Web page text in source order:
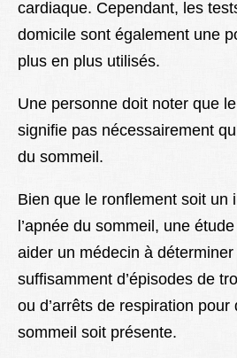
cardiaque. Cependant, les
domicile sont également une
plus en plus utilisés.
Une personne doit noter que
signifie pas nécessairement
du sommeil.
Bien que le ronflement soit un
l’apnée du sommeil, une
aider un médecin à
suffisamment d’épisodes de
ou d’arrêts de respiration pour
sommeil soit présente.